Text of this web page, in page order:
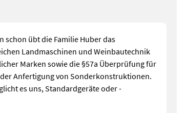
schon übt die Familie Huber das
Landmaschinen und Weinbautechnik
Marken sowie die §57a Überprüfung für
Anfertigung von Sonderkonstruktionen.
es uns, Standardgeräte oder -